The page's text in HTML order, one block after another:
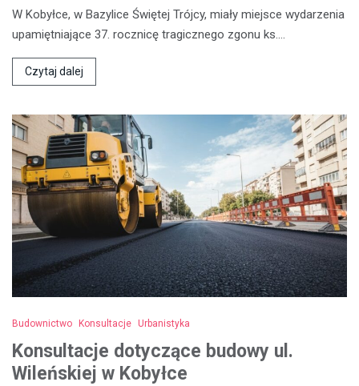
W Kobyłce, w Bazylice Świętej Trójcy, miały miejsce wydarzenia
upamiętniające 37. rocznicę tragicznego zgonu ks.…
Czytaj dalej
Budownictwo Konsultacje Urbanistyka
Konsultacje dotyczące budowy ul.
Wileńskiej w Kobyłce